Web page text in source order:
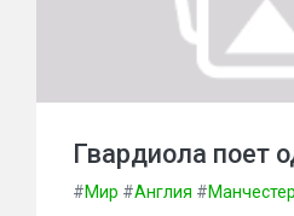
Гвардиола поет
#Мир #Англия #